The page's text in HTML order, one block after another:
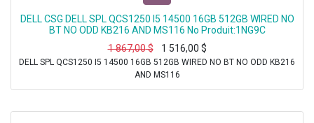
DELL CSG DELL SPL QCS1250 I5 14500 16GB 512GB WIRED NO
BT NO ODD KB216 AND MS116 No Produit:1NG9C
1 867,00$ 1 516,00 $
DELL SPL QCS1250 I5 14500 16GB 512GB WIRED NO BT NO ODD KB216
AND MS116